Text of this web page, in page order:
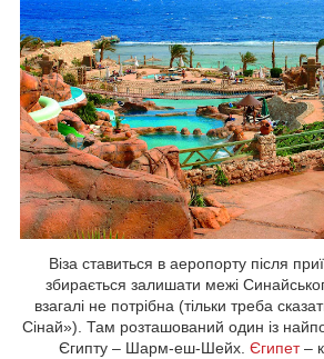
Віза ставиться в аеропорту після
збирається залишати межі
взагалі не потрібна (тільки треба
Сінай»). Там розташований один із
Єгипту – Шарм-еш-Шейх. Єгипет–